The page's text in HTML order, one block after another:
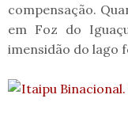
compensação.
em Foz do
imensidão do lago